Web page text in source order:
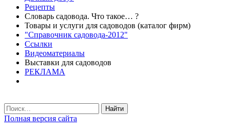
Рецепты
Словарь садовода. Что такое… ?
Товары и услуги для садоводов (каталог фирм)
"Справочник садовода-2012"
Ссылки
Видеоматериалы
Выставки для садоводов
РЕКЛАМА
Найти
Полная версия сайта